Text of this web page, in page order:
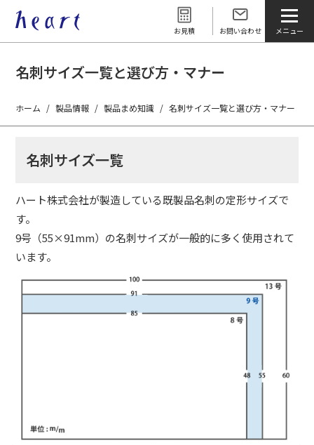
お見積 お問い合わせ
名刺サイズ一覧と選び方・マナー
ホーム 製品情報 製品まめ知識 名刺サイズ一覧と選び方・マナー
名刺サイズ一覧
ハート株式会社が製造している既製品名刺の定形サイズで
す。
9号（55×91mm）の名刺サイズが一般的に多く使用されて
います。